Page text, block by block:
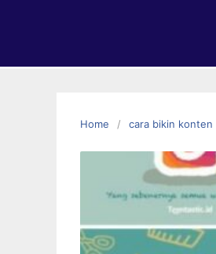
Home cara bikin konten